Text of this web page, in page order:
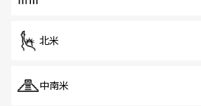
北米
中南米